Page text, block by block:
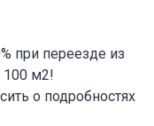
при переезде из
100 м2!
о подробностях